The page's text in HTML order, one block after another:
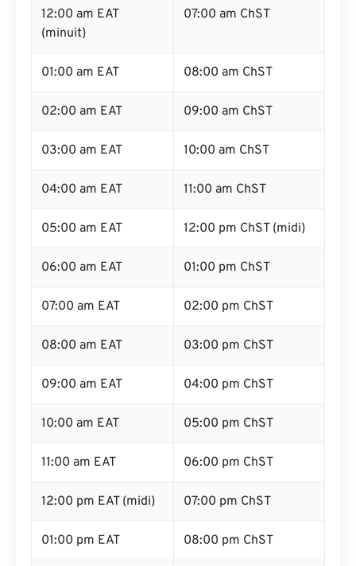
12:00 am EAT
(minuit)
07:00 am ChST
01:00 am EAT 08:00 am ChST
02:00 am EAT 09:00 am ChST
03:00 am EAT 10:00 am ChST
04:00 am EAT 11:00 am ChST
05:00 am EAT 12:00 pm ChST (midi)
06:00 am EAT 01:00 pm ChST
07:00 am EAT 02:00 pm ChST
08:00 am EAT 03:00 pm ChST
09:00 am EAT 04:00 pm ChST
10:00 am EAT 05:00 pm ChST
11:00 am EAT 06:00 pm ChST
12:00 pm EAT (midi) 07:00 pm ChST
01:00 pm EAT 08:00 pm ChST